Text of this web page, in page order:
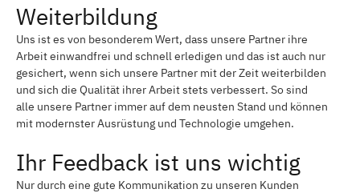
Weiterbildung
Uns ist es von besonderem Wert, dass unsere Partner ihre
Arbeit einwandfrei und schnell erledigen und das ist auch nur
gesichert, wenn sich unsere Partner mit der Zeit weiterbilden
und sich die Qualität ihrer Arbeit stets verbessert. So sind
alle unsere Partner immer auf dem neusten Stand und können
mit modernster Ausrüstung und Technologie umgehen.
Ihr Feedback ist uns wichtig
Nur durch eine gute Kommunikation zu unseren Kunden